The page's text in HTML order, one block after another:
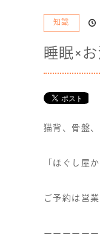
知識
睡眠×
猫背、骨盤
「ほぐし屋
ご予約は営
ーーーーー